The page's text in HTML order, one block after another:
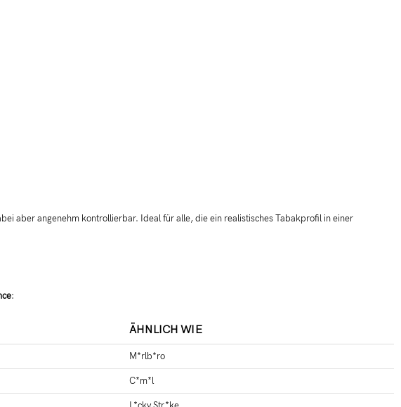
aber angenehm kontrollierbar. Ideal für alle, die ein realistisches Tabakprofil in einer
:
ÄHNLICH WIE
M*rlb*ro
C*m*l